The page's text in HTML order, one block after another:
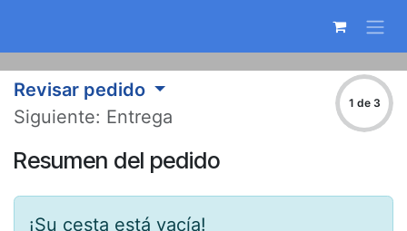
Revisar pedido
Siguiente: Entrega
1 de 3
Resumen del pedido
¡Su cesta está vacía!